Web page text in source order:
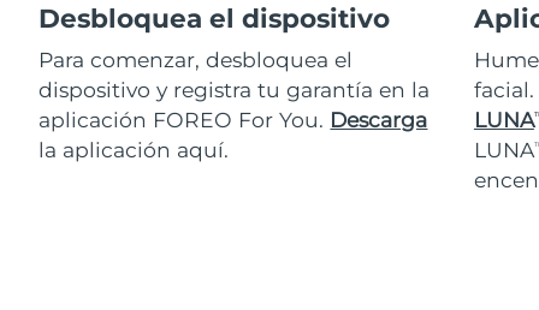
Desbloquea el dispositivo
Para comenzar, desbloquea el
dispositivo y registra tu garantía en la
aplicación FOREO For You. Descarga
la aplicación aquí.
LUNA
LUNA